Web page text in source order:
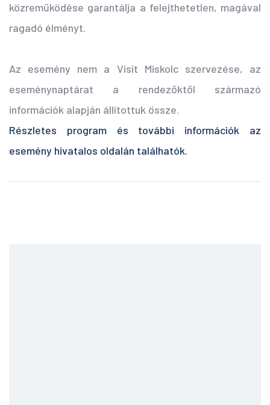
közreműködése garantálja a felejthetetlen, magával
ragadó élményt.
Az esemény nem a Visit Miskolc szervezése, az
eseménynaptárat a rendezőktől származó
információk alapján állítottuk össze.
Részletes program és további információk az
esemény hivatalos oldalán találhatók.